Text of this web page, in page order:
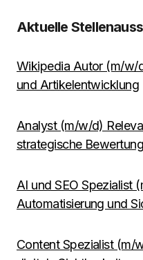
Aktuelle
Wikipedia Autor (m/w/
und Artikelentwicklung
Analyst (m/w/d)
strategische Bewertung
AI und SEO Spezialist
Automatisierung und
Content Spezialist (m/